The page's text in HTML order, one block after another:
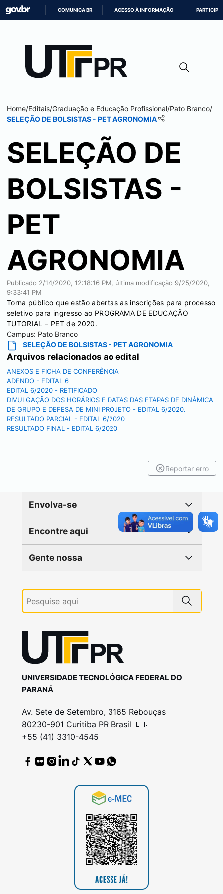
CONTEÚDO
COMUNICA BR ACESSO À INFORMAÇÃO PARTICIPE
Home/Editais/Graduação e Educação Profissional/Pato Branco/
SELEÇÃO DE BOLSISTAS - PET AGRONOMIA
SELEÇÃO DE
BOLSISTAS -
PET
AGRONOMIA
Publicado 2/14/2020, 12:18:16 PM , última modificação 9/25/2020,
9:33:41 PM
Torna público que estão abertas as inscrições para processo
seletivo para ingresso ao PROGRAMA DE EDUCAÇÃO
TUTORIAL – PET de 2020.
Campus: Pato Branco
SELEÇÃO DE BOLSISTAS - PET AGRONOMIA
Arquivos relacionados ao edital
ANEXOS E FICHA DE CONFERÊNCIA
ADENDO - EDITAL 6
EDITAL 6/2020 - RETIFICADO
DIVULGAÇÃO DOS HORÁRIOS E DATAS DAS ETAPAS DE DINÂMICA
DE GRUPO E DEFESA DE MINI PROJETO - EDITAL 6/2020.
RESULTADO PARCIAL - EDITAL 6/2020
RESULTADO FINAL - EDITAL 6/2020
Reportar erro
Envolva-se
Encontre aqui
Gente nossa
UNIVERSIDADE TECNOLÓGICA FEDERAL DO
PARANÁ
Av. Sete de Setembro, 3165 Rebouças
80230-901 Curitiba PR Brasil 🇧🇷
+55 (41) 3310-4545